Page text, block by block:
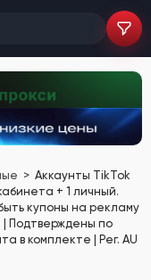
Аккаунты TikTok
+ 1 личный.
быть купоны на рекламу
| Подтверждены по
в комплекте | Рег. AU